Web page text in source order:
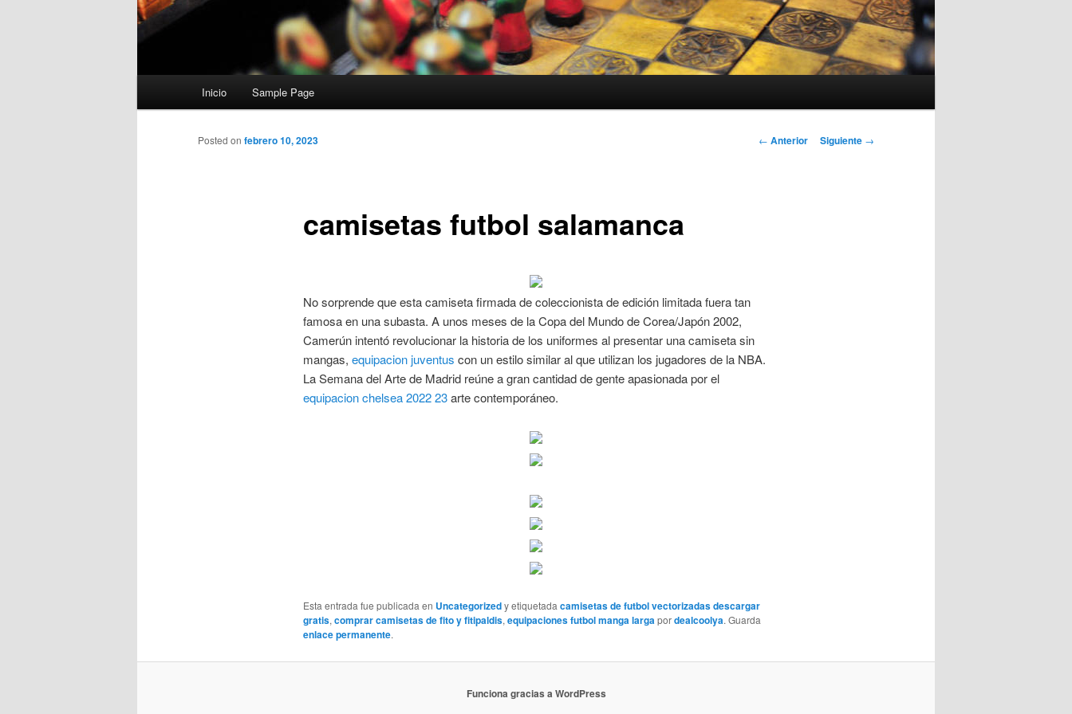
Inicio Sample Page
Navegación
← Anterior Siguiente →
camisetas futbol salamanca
Posted on febrero 10, 2023
No sorprende que esta camiseta firmada de coleccionista de edición limitada fuera tan
famosa en una subasta. A unos meses de la Copa del Mundo de Corea/Japón 2002,
Camerún intentó revolucionar la historia de los uniformes al presentar una camiseta sin
mangas, equipacion juventus con un estilo similar al que utilizan los jugadores de la NBA.
La Semana del Arte de Madrid reúne a gran cantidad de gente apasionada por el
equipacion chelsea 2022 23arte contemporáneo.
Esta entrada fue publicada en Uncategorizedy etiquetadacamisetas de futbol vectorizadas descargar
gratis,comprar camisetas de fito y fitipaldis,equipaciones futbol manga largapordealcoolya. Guarda
enlace permanente.
Funciona gracias a WordPress